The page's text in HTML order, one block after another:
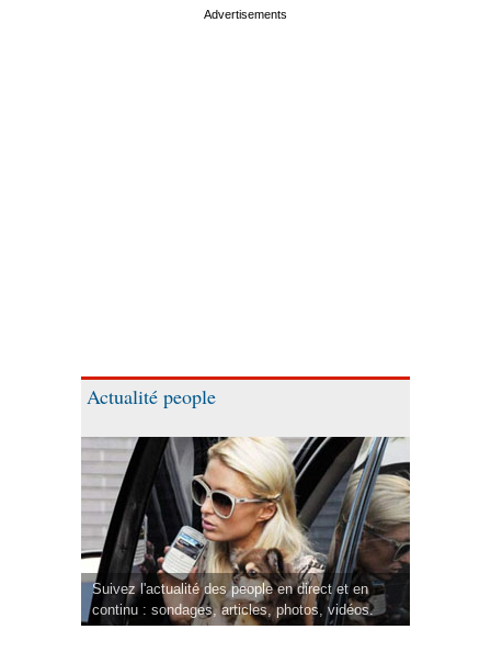
Actualité people
Suivez l'actualité des people en direct et en
continu : sondages, articles, photos, vidéos.